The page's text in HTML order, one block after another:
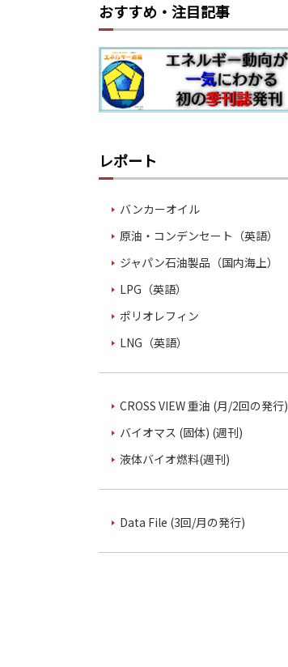
おすすめ・注目記事
レポート
バンカーオイル
原油・コンデンセート（英語）
ジャパン石油製品（国内海上）
LPG（英語）
ポリオレフィン
LNG（英語）
CROSS VIEW 重油 (月/2回の発行)
バイオマス (固体) (週刊)
液体バイオ燃料(週刊)
Data File (3回/月の発行)